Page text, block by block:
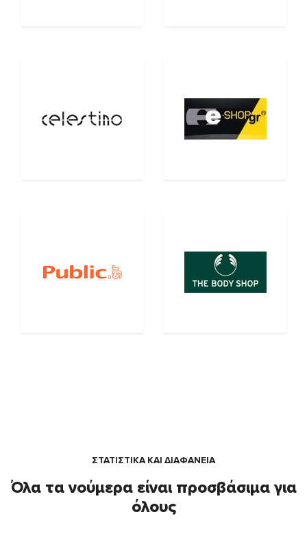
ΣΤΑΤΙΣΤΙΚΑ ΚΑΙ ΔΙΑΦΑΝΕΙΑ
Όλα τα νούμερα είναι προσβάσιμα για
όλους